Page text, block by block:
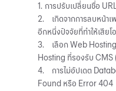
1. การปรับเปลี่ยนชื่อ
2.
เกิดจากการลบหน้า
อีกหนึ่งปัจจัยที่ทำให้เสียโ
3.
เลือก Web
Hosting ที่รองรับ CMS
4.
การไม่อัปเดต
Found หรือ Error 404